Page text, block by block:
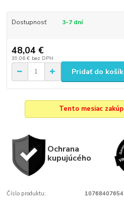
Dostupnosť 3-7 dní
48,04 €
39,06 € bez DPH
Pridať do
Tento mesiac
Ochrana
kupujúcého
Číslo produktu: 10768407654